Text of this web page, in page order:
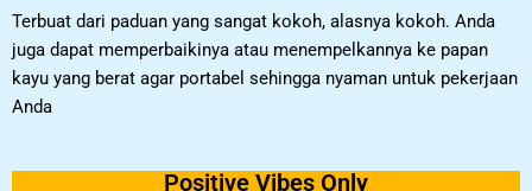
Terbuat dari paduan yang sangat kokoh, alasnya kokoh. Anda
juga dapat memperbaikinya atau menempelkannya ke papan
kayu yang berat agar portabel sehingga nyaman untuk pekerjaan
Anda
Positive Vibes Only